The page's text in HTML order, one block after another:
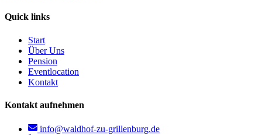
Quick links
Start
Über Uns
Pension
Eventlocation
Kontakt
Kontakt aufnehmen
info@waldhof-zu-grillenburg.de